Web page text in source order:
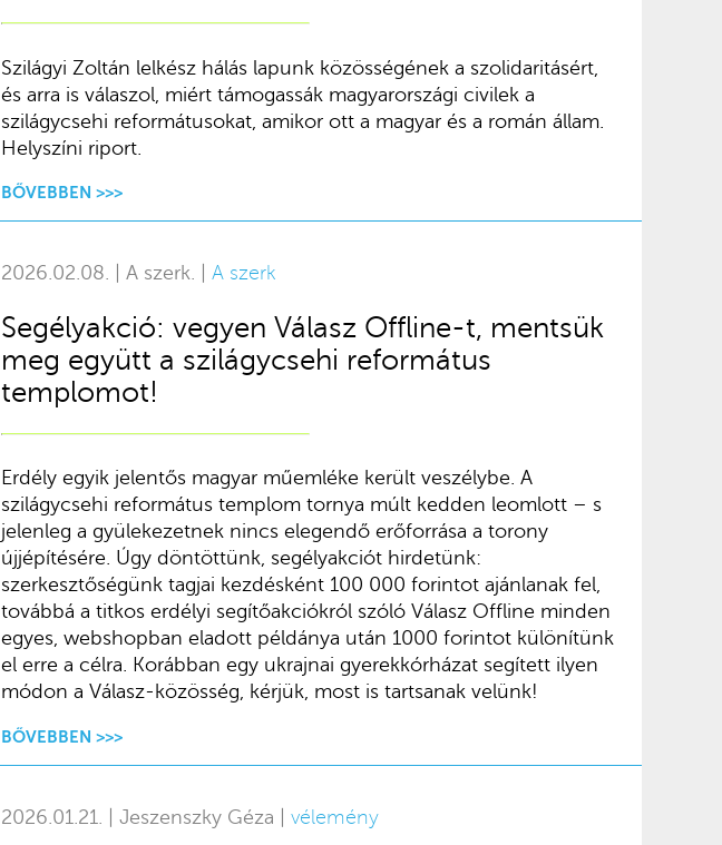
Szilágyi Zoltán lelkész hálás lapunk közösségének a szolidaritásért,
és arra is válaszol, miért támogassák magyarországi civilek a
szilágycsehi reformátusokat, amikor ott a magyar és a román állam.
Helyszíni riport.
BŐVEBBEN >>>
2026.02.08. | A szerk. | A szerk
Segélyakció: vegyen Válasz Offline-t, mentsük
meg együtt a szilágycsehi református
templomot!
Erdély egyik jelentős magyar műemléke került veszélybe. A
szilágycsehi református templom tornya múlt kedden leomlott – s
jelenleg a gyülekezetnek nincs elegendő erőforrása a torony
újjépítésére. Úgy döntöttünk, segélyakciót hirdetünk:
szerkesztőségünk tagjai kezdésként 100 000 forintot ajánlanak fel,
továbbá a titkos erdélyi segítőakciókról szóló Válasz Offline minden
egyes, webshopban eladott példánya után 1000 forintot különítünk
el erre a célra. Korábban egy ukrajnai gyerekkórházat segített ilyen
módon a Válasz-közösség, kérjük, most is tartsanak velünk!
BŐVEBBEN >>>
2026.01.21. | Jeszenszky Géza | vélemény